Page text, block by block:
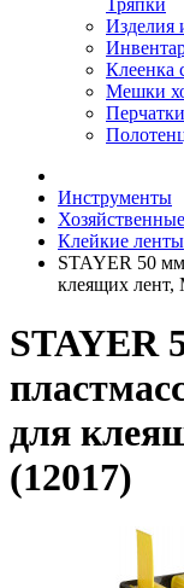
Тряпки
Изделия
Клеенка
Мешки
Инструменты
Клейкие ленты
STAYER 50
клеящих лент,
STAYER
для
(12017)